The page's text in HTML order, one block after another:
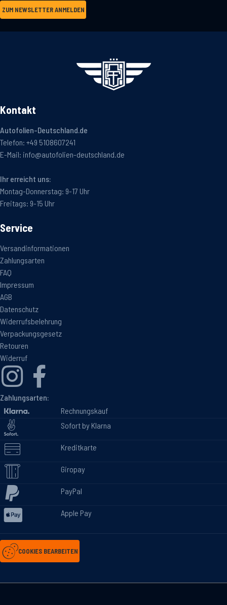
ZUM NEWSLETTER ANMELDEN
Kontakt
Autofolien-Deutschland.de
Telefon: +49 5108607241
E-Mail: info@autofolien-deutschland.de
Ihr erreicht uns:
Montag-Donnerstag: 9-17 Uhr
Freitags: 9-15 Uhr
Service
Versandinformationen
Zahlungsarten
FAQ
Impressum
AGB
Datenschutz
Widerrufsbelehrung
Verpackungsgesetz
Retouren
Widerruf
Zahlungsarten:
Rechnungskauf
Sofort by Klarna
Kreditkarte
Giropay
PayPal
Apple Pay
COOKIES BEARBEITEN